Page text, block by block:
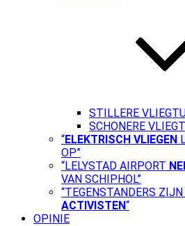
STILLERE
SCHONERE
“ELEKTRISCH VLIEGEN
OP”
“LELYSTAD AIRPORT
VAN SCHIPHOL”
“TEGENSTANDERS ZIJN
ACTIVISTEN“
OPINIE